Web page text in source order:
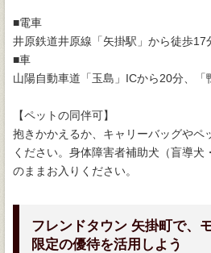
■電車
井原鉄道井原線「矢掛駅」から徒歩17
■車
山陽自動車道「玉島」ICから20分、「
【ペットの同伴可】
抱きかかえるか、キャリーバッグやペ
ください。身体障害者補助犬（盲導犬
のままお入りください。
フレンドタウン 矢掛町で、
限定の優待を活用しよう